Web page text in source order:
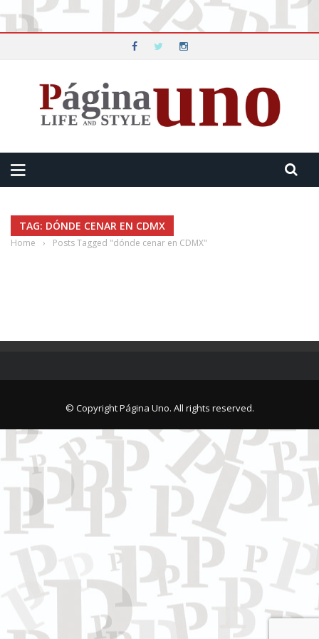
TAG: DÓNDE CENAR EN CDMX
Home › Posts Tagged "dónde cenar en CDMX"
© Copyright Página Uno. All rights reserved.